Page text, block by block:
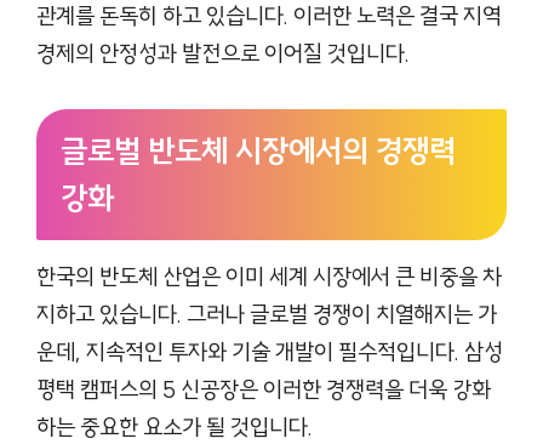
관계를 돈독히 하고 있습니다. 이러한 노력은 결국 지역
경제의 안정성과 발전으로 이어질 것입니다.
글로벌 반도체 시장에서의 경쟁력
강화
한국의 반도체 산업은 이미 세계 시장에서 큰 비중을 차
지하고 있습니다. 그러나 글로벌 경쟁이 치열해지는 가
운데, 지속적인 투자와 기술 개발이 필수적입니다. 삼성
평택 캠퍼스의 5 신공장은 이러한 경쟁력을 더욱 강화
하는 중요한 요소가 될 것입니다.